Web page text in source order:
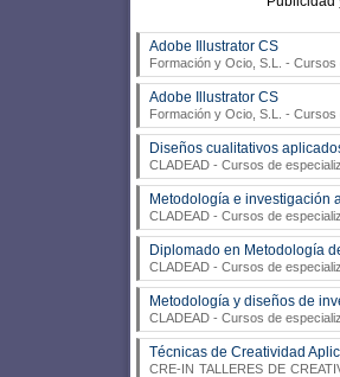
Adobe Illustrator CS
Formación y Ocio, S.L. - Cursos
Adobe Illustrator CS
Formación y Ocio, S.L. - Cursos
Diseños cualitativos
CLADEAD - Cursos de
Metodología e investigación
CLADEAD - Cursos de
Diplomado en Metodología
CLADEAD - Cursos de
Metodología y diseños de
CLADEAD - Cursos de
Técnicas de Creatividad
CRE-IN TALLERES DE